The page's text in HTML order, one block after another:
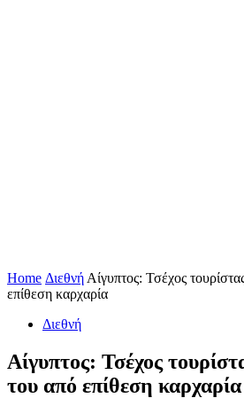
Home Διεθνή Αίγυπτος: Τσέχος
επίθεση καρχαρία
Διεθνή
Αίγυπτος: Τσέχος
του από επίθεση καρχαρία